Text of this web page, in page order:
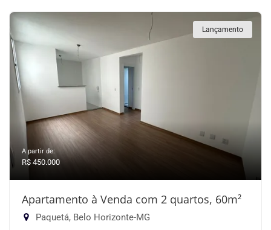
Lançamento
A partir de:
R$ 450.000
Apartamento à Venda com 2 quartos, 60m²
Paquetá, Belo Horizonte-MG